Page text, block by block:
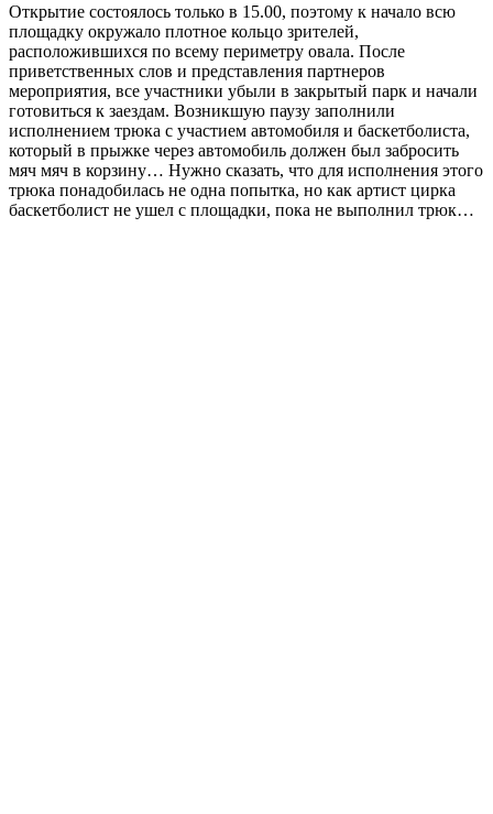
Открытие состоялось только в 15.00, поэтому к начало всю
площадку окружало плотное кольцо зрителей,
расположившихся по всему периметру овала. После
приветственных слов и представления партнеров
мероприятия, все участники убыли в закрытый парк и начали
готовиться к заездам. Возникшую паузу заполнили
исполнением трюка с участием автомобиля и баскетболиста,
который в прыжке через автомобиль должен был забросить
мяч мяч в корзину… Нужно сказать, что для исполнения этого
трюка понадобилась не одна попытка, но как артист цирка
баскетболист не ушел с площадки, пока не выполнил трюк…